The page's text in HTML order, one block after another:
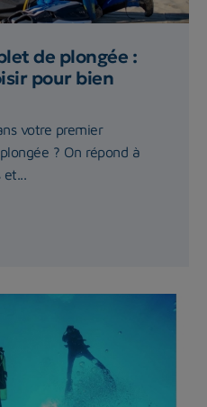
de plongée :
pour bien
votre premier
? On répond à
et...